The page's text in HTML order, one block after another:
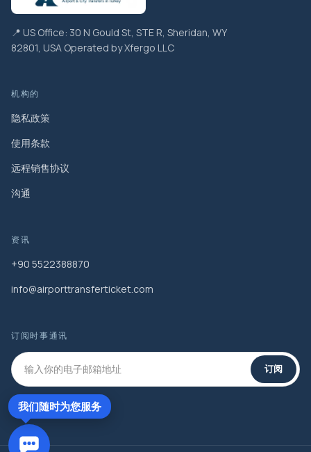
📍 US Office: 30 N Gould St, STE R, Sheridan, WY
82801, USA Operated by Xfergo LLC
机构的
隐私政策
使用条款
远程销售协议
沟通
资讯
+90 5522388870
info@airporttransferticket.com
订阅时事通讯
订阅
我们随时为您服务